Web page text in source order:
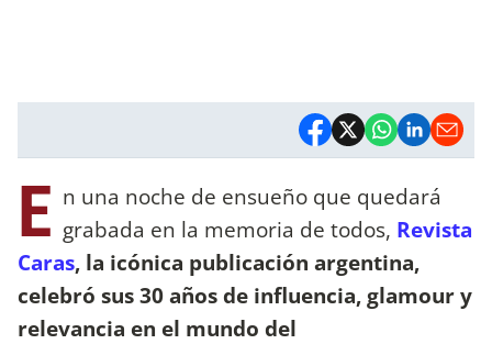
E n una noche de ensueño que quedará
grabada en la memoria de todos, Revista
Caras, la icónica publicación argentina,
celebró sus 30 años de influencia, glamour y
relevancia en el mundo del